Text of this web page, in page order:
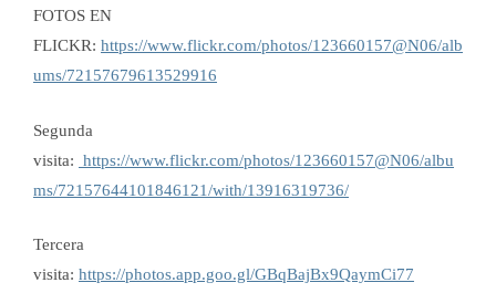
FOTOS EN
FLICKR: https://www.flickr.com/photos/123660157@N06/alb
ums/72157679613529916
Segunda
visita: https://www.flickr.com/photos/123660157@N06/albu
ms/72157644101846121/with/13916319736/
Tercera
visita: https://photos.app.goo.gl/GBqBajBx9QaymCi77